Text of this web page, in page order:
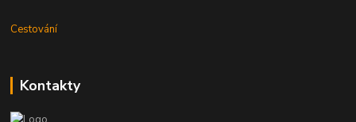
Cestování
Kontakty